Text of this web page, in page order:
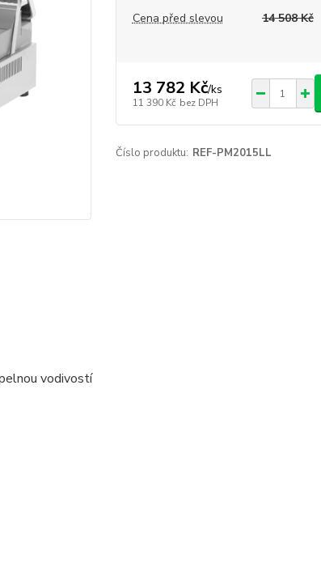
Cena před slevou
14 508 Kč
13 782 Kč/ks
11 390 Kč bez DPH
Číslo produktu: REF-PM2015LL
vodivostí